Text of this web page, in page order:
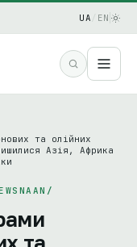
UA EN
та олійних
Азія, Африка